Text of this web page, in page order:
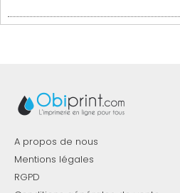
A propos de nous
Mentions légales
RGPD